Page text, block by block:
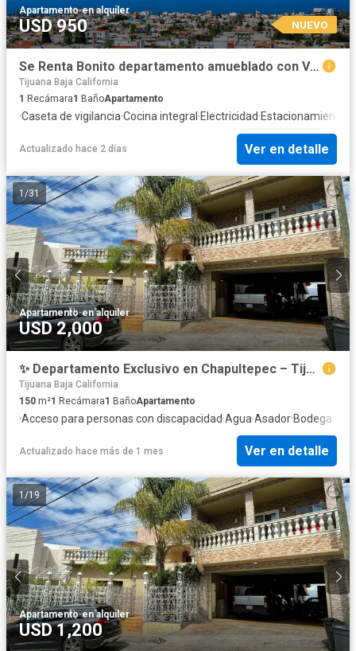
Apartamento·en alquiler
USD 950 NUEVO
Se Renta Bonito departamento amueblado con Vista al Mar
Tijuana Baja California
1 Recámara1 BañoApartamento
·Caseta de vigilancia·Cocina integral ·Electricidad·Estacionamiento
Actualizado hace 2 días Ver en detalle
1/31
Apartamento·en alquiler
USD 2,000
✨ Departamento Exclusivo en Chapultepec – Tijuana ✨
Tijuana Baja California
150 m²1 Recámara1 BañoApartamento
·Acceso para personas con discapacidad·Agua·Asador·Bodega
Actualizado hace más de 1 mes Ver en detalle
1/19
Apartamento·en alquiler
USD 1,200